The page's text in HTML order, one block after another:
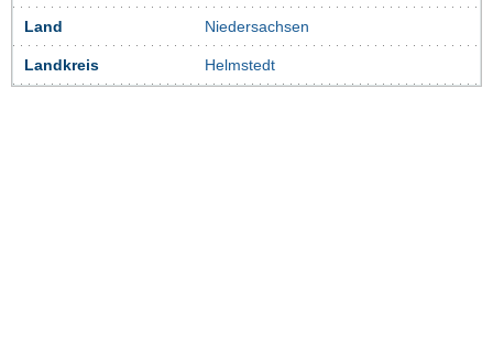
Land Niedersachsen
Landkreis Helmstedt